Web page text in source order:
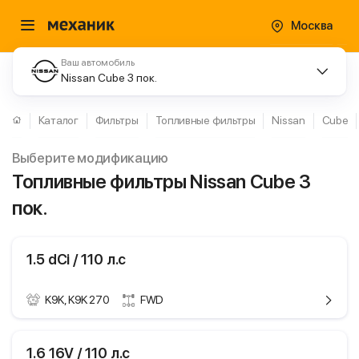
Москва
Ваш автомобиль
Nissan Cube 3 пок.
Каталог Фильтры Топливные фильтры Nissan Cube
Выберите модификацию
Топливные фильтры Nissan Cube 3
пок.
1.5 dCi / 110 л.с
K9K, K9K 270 FWD
Nissan Cube
1.6 16V / 110 л.с